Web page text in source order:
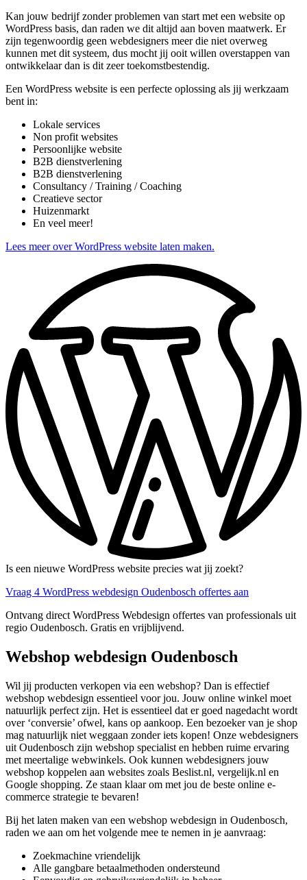
Kan jouw bedrijf zonder problemen van start met een website op
WordPress basis, dan raden we dit altijd aan boven maatwerk. Er
zijn tegenwoordig geen webdesigners meer die niet overweg
kunnen met dit systeem, dus mocht jij ooit willen overstappen van
ontwikkelaar dan is dit zeer toekomstbestendig.
Een WordPress website is een perfecte oplossing als jij werkzaam
bent in:
Lokale services
Non profit websites
Persoonlijke website
B2B dienstverlening
B2B dienstverlening
Consultancy / Training / Coaching
Creatieve sector
Huizenmarkt
En veel meer!
Lees meer over WordPress website laten maken.
Is een nieuwe WordPress website precies wat jij zoekt?
Vraag 4 WordPress webdesign Oudenbosch offertes aan
Ontvang direct WordPress Webdesign offertes van professionals uit
regio Oudenbosch. Gratis en vrijblijvend.
Webshop webdesign Oudenbosch
Wil jij producten verkopen via een webshop? Dan is effectief
webshop webdesign essentieel voor jou. Jouw online winkel moet
natuurlijk perfect zijn. Het is essentieel dat er goed nagedacht wordt
over ‘conversie’ ofwel, kans op aankoop. Een bezoeker van je shop
mag natuurlijk niet weggaan zonder iets kopen! Onze webdesigners
uit Oudenbosch zijn webshop specialist en hebben ruime ervaring
met meertalige webwinkels. Ook kunnen webdesigners jouw
webshop koppelen aan websites zoals Beslist.nl, vergelijk.nl en
Google shopping. Ze staan klaar om met jou de beste online e-
commerce strategie te bevaren!
Bij het laten maken van een webshop webdesign in Oudenbosch,
raden we aan om het volgende mee te nemen in je aanvraag:
Zoekmachine vriendelijk
Alle gangbare betaalmethoden ondersteund